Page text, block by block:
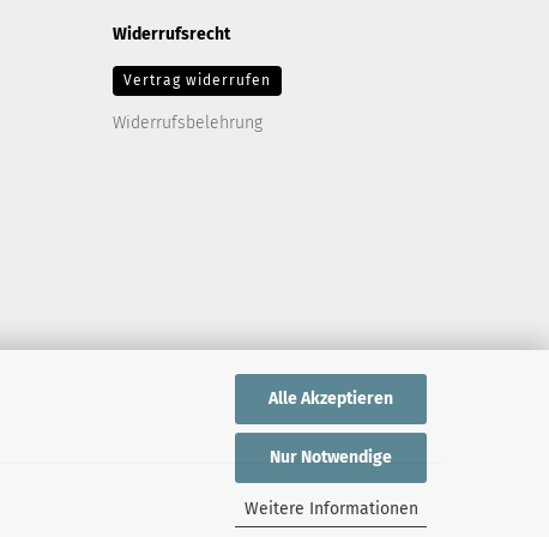
Alle Akzeptieren
Nur Notwendige
Weitere Informationen
Widerrufsrecht
Vertrag widerrufen
Widerrufsbelehrung